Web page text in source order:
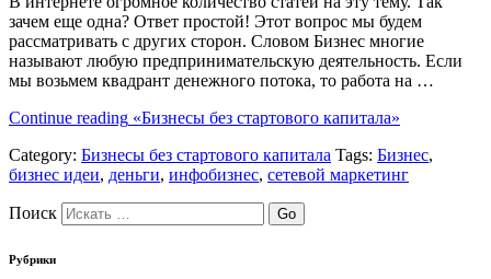
зачем еще одна? Ответ простой! Этот вопрос мы будем
рассматривать с других сторон. Словом Бизнес многие
называют любую предпринимательскую деятельность. Если
мы возьмем квадрант денежного потока, то работа на …
Continue reading «Бизнесы без стартового капитала»
Category: Бизнесы без стартового капитала Tags: Бизнес,
бизнес идеи, деньги, инфобизнес, сетевой маркетинг
Поиск
Рубрики